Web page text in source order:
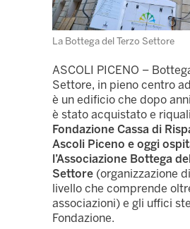
La Bottega del Terzo Settore
ASCOLI PICENO –
Settore, in pieno centro
è un edificio che dopo
è stato acquistato e
Fondazione Cassa di
Ascoli Piceno e oggi
l’Associazione Bottega
Settore (organizzazione
livello che comprende
associazioni) e gli uffici
Fondazione.